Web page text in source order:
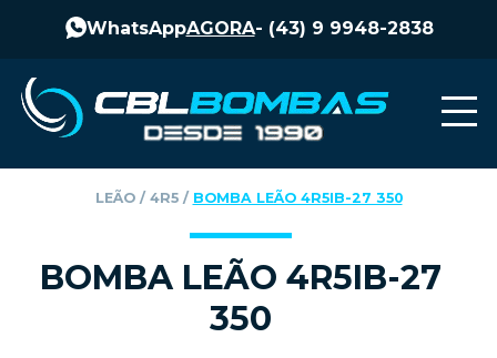
WhatsAppAGORA- (43) 9 9948-2838
LEÃO‎ / ‎ 4R5‎ / ‎ BOMBA LEÃO 4R5IB-27 350
BOMBA LEÃO 4R5IB-27
350